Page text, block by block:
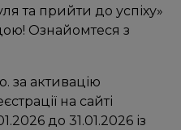
та прийти до успіху»
Ознайомтеся з
за активацію
на сайті
до 31.01.2026 із